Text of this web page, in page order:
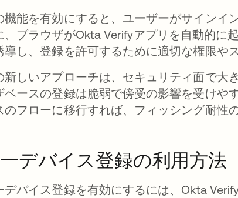
機能を有効にすると、ユーザーがサインイ
、ブラウザがOkta Verifyアプリを自動的に
導し、登録を許可するために適切な権限や
新しいアプローチは、セキュリティ面で大
ベースの登録は脆弱で傍受の影響を受けや
のフローに移行すれば、フィッシング耐性
デバイス登録の利用方法
デバイス登録を有効にするには、Okta